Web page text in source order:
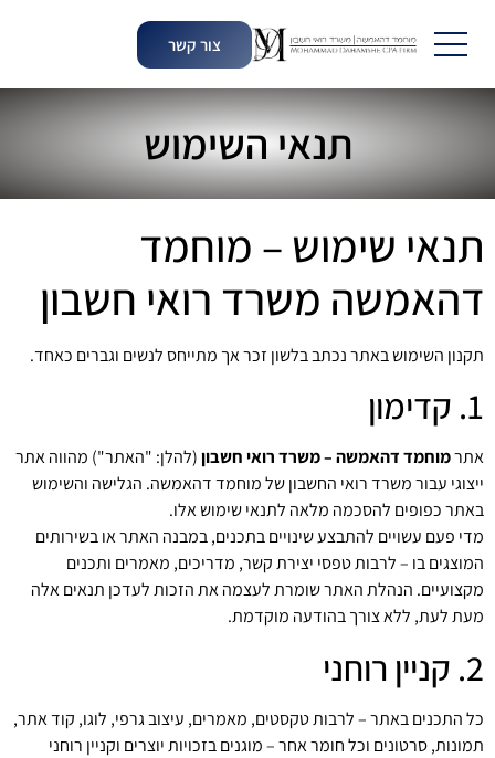
צור קשר
תנאי השימוש
תנאי שימוש – מוחמד
דהאמשה משרד רואי חשבון
תקנון השימוש באתר נכתב בלשון זכר אך מתייחס לנשים וגברים כאחד.
1. קדימון
אתרמוחמד דהאמשה – משרד רואי חשבון(להלן: "האתר") מהווה אתר
ייצוגי עבור משרד רואי החשבון של מוחמד דהאמשה. הגלישה והשימוש
באתר כפופים להסכמה מלאה לתנאי שימוש אלו.
מדי פעם עשויים להתבצע שינויים בתכנים, במבנה האתר או בשירותים
המוצגים בו – לרבות טפסי יצירת קשר, מדריכים, מאמרים ותכנים
מקצועיים. הנהלת האתר שומרת לעצמה את הזכות לעדכן תנאים אלה
מעת לעת, ללא צורך בהודעה מוקדמת.
2. קניין רוחני
כל התכנים באתר – לרבות טקסטים, מאמרים, עיצוב גרפי, לוגו, קוד אתר,
תמונות, סרטונים וכל חומר אחר – מוגנים בזכויות יוצרים וקניין רוחני